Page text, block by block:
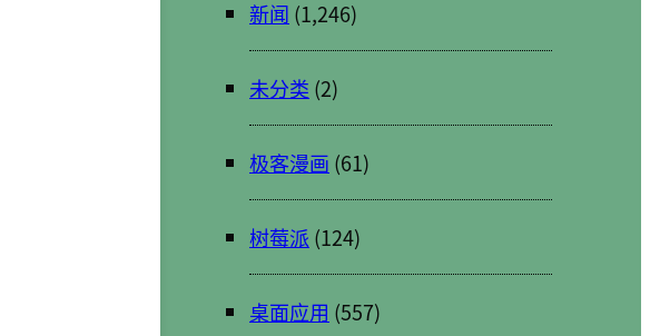
新闻 (1,246)
未分类 (2)
极客漫画 (61)
树莓派 (124)
桌面应用 (557)